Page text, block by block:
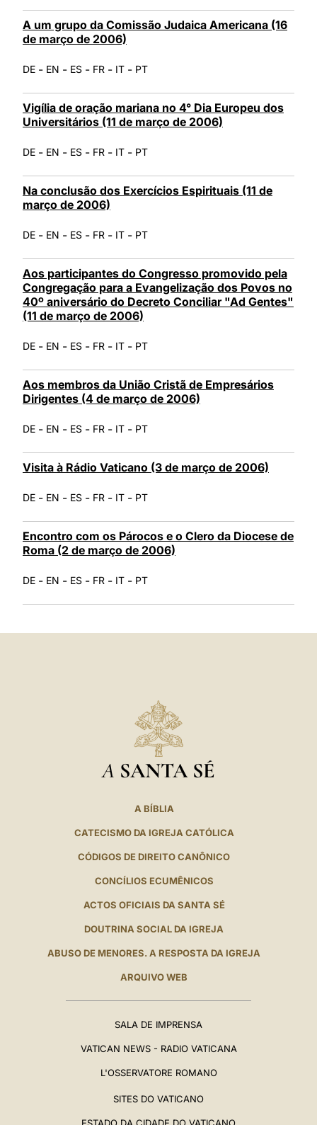
A um grupo da Comissão Judaica Americana (16
de março de 2006)
DE - EN - ES - FR - IT - PT
Vigília de oração mariana no 4° Dia Europeu dos
Universitários (11 de março de 2006)
DE - EN - ES - FR - IT - PT
Na conclusão dos Exercícios Espirituais (11 de
março de 2006)
DE - EN - ES - FR - IT - PT
Aos participantes do Congresso promovido pela
Congregação para a Evangelização dos Povos no
40º aniversário do Decreto Conciliar "Ad Gentes"
(11 de março de 2006)
DE - EN - ES - FR - IT - PT
Aos membros da União Cristã de Empresários
Dirigentes (4 de março de 2006)
DE - EN - ES - FR - IT - PT
Visita à Rádio Vaticano (3 de março de 2006)
DE - EN - ES - FR - IT - PT
Encontro com os Párocos e o Clero da Diocese de
Roma (2 de março de 2006)
DE - EN - ES - FR - IT - PT
A SANTA SÉ
A BÍBLIA
CATECISMO DA IGREJA CATÓLICA
CÓDIGOS DE DIREITO CANÔNICO
CONCÍLIOS ECUMÊNICOS
ACTOS OFICIAIS DA SANTA SÉ
DOUTRINA SOCIAL DA IGREJA
ABUSO DE MENORES. A RESPOSTA DA IGREJA
ARQUIVO WEB
SALA DE IMPRENSA
VATICAN NEWS - RADIO VATICANA
L'OSSERVATORE ROMANO
SITES DO VATICANO